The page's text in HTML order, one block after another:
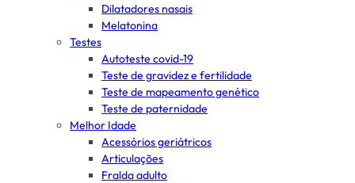
Dilatadores nasais
Melatonina
Testes
Autoteste covid-19
Teste de gravidez e fertilidade
Teste de mapeamento genético
Teste de paternidade
Melhor Idade
Acessórios geriátricos
Articulações
Fralda adulto